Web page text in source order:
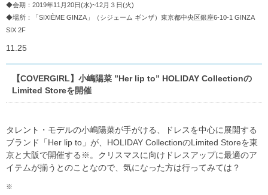
◆会期：2019年11月20日(水)~12月３日(火)
◆場所：「SIXIÈME GINZA」（シジェーム ギンザ）東京都中央区銀座6-10-1 GINZA
SIX 2F
11.25
【COVERGIRL】小嶋陽菜 ”Her lip to” HOLIDAY Collectionの
Limited Storeを開催
タレント・モデルの小嶋陽菜が手がける、ドレスを中心に展開する
ブランド「Her lip to」が、HOLIDAY CollectionのLimited Storeを東
京と大阪で開催する※。クリスマスに向けドレスアップに最適のア
イテムが揃うとのことなので、気になった方は行ってみては？
※